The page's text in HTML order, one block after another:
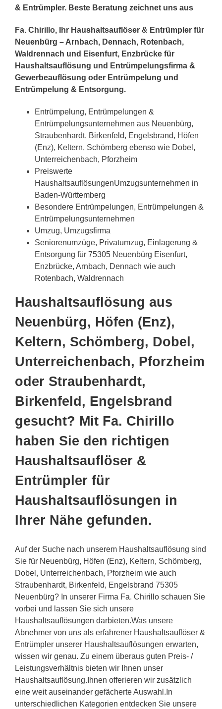
& Entrümpler. Beste Beratung zeichnet uns aus
Fa. Chirillo, Ihr Haushaltsauflöser & Entrümpler für
Neuenbürg – Arnbach, Dennach, Rotenbach,
Waldrennach und Eisenfurt, Enzbrücke für
Haushaltsauflösung und Entrümpelungsfirma &
Gewerbeauflösung oder Entrümpelung und
Entrümpelung & Entsorgung.
Entrümpelung, Entrümpelungen &
Entrümpelungsunternehmen aus Neuenbürg,
Straubenhardt, Birkenfeld, Engelsbrand, Höfen
(Enz), Keltern, Schömberg ebenso wie Dobel,
Unterreichenbach, Pforzheim
Preiswerte
HaushaltsauflösungenUmzugsunternehmen in
Baden-Württemberg
Besondere Entrümpelungen, Entrümpelungen &
Entrümpelungsunternehmen
Umzug, Umzugsfirma
Seniorenumzüge, Privatumzug, Einlagerung &
Entsorgung für 75305 Neuenbürg Eisenfurt,
Enzbrücke, Arnbach, Dennach wie auch
Rotenbach, Waldrennach
Haushaltsauflösung aus
Neuenbürg, Höfen (Enz),
Keltern, Schömberg, Dobel,
Unterreichenbach, Pforzheim
oder Straubenhardt,
Birkenfeld, Engelsbrand
gesucht? Mit Fa. Chirillo
haben Sie den richtigen
Haushaltsauflöser &
Entrümpler für
Haushaltsauflösungen in
Ihrer Nähe gefunden.
Auf der Suche nach unserem Haushaltsauflösung sind
Sie für Neuenbürg, Höfen (Enz), Keltern, Schömberg,
Dobel, Unterreichenbach, Pforzheim wie auch
Straubenhardt, Birkenfeld, Engelsbrand 75305
Neuenbürg? In unserer Firma Fa. Chirillo schauen Sie
vorbei und lassen Sie sich unsere
Haushaltsauflösungen darbieten.Was unsere
Abnehmer von uns als erfahrener Haushaltsauflöser &
Entrümpler unserer Haushaltsauflösungen erwarten,
wissen wir genau. Zu einem überaus guten Preis- /
Leistungsverhältnis bieten wir Ihnen unser
Haushaltsauflösung.Ihnen offerieren wir zusätzlich
eine weit auseinander gefächerte Auswahl.In
unterschiedlichen Kategorien entdecken Sie unsere